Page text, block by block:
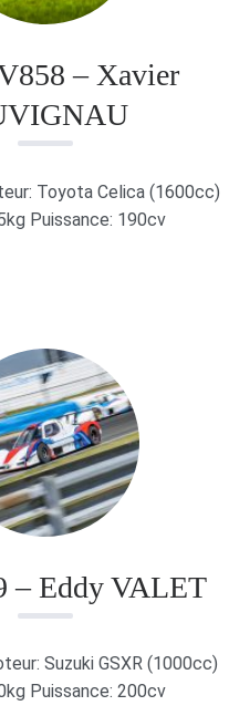
– Xavier
Toyota Celica (1600cc)
Puissance: 190cv
– Eddy VALET
Suzuki GSXR (1000cc)
Puissance: 200cv